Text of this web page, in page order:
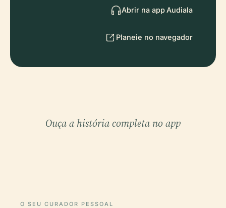
Abrir na app Audiala
Planeie no navegador
Ouça a história completa no app
O SEU CURADOR PESSOAL